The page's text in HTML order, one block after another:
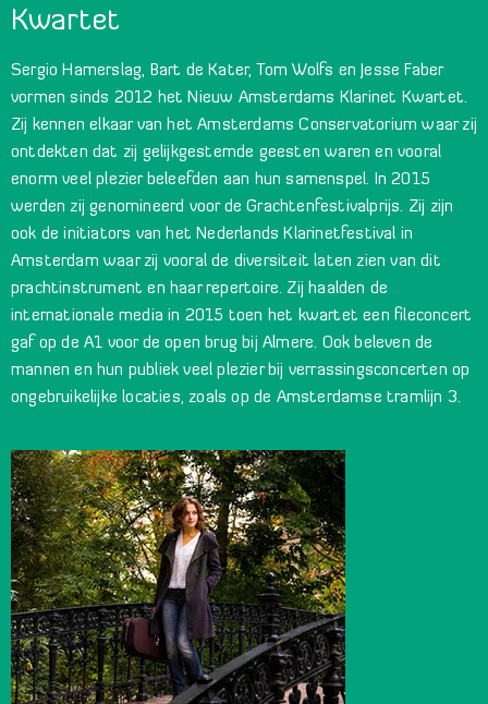
Kwartet
Sergio Hamerslag, Bart de Kater, Tom Wolfs en Jesse Faber
vormen sinds 2012 het Nieuw Amsterdams Klarinet Kwartet.
Zij kennen elkaar van het Amsterdams Conservatorium waar zij
ontdekten dat zij gelijkgestemde geesten waren en vooral
enorm veel plezier beleefden aan hun samenspel. In 2015
werden zij genomineerd voor de Grachtenfestivalprijs. Zij zijn
ook de initiators van het Nederlands Klarinetfestival in
Amsterdam waar zij vooral de diversiteit laten zien van dit
prachtinstrument en haar repertoire. Zij haalden de
internationale media in 2015 toen het kwartet een fileconcert
gaf op de A1 voor de open brug bij Almere. Ook beleven de
mannen en hun publiek veel plezier bij verrassingsconcerten op
ongebruikelijke locaties, zoals op de Amsterdamse tramlijn 3.